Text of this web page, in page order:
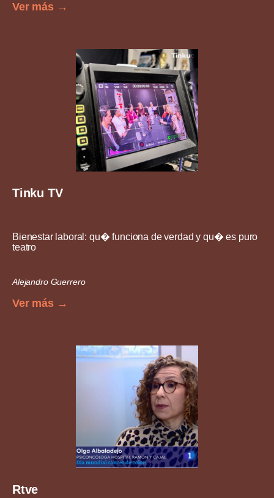
Ver más →
Tinku TV
Bienestar laboral: qu� funciona de verdad y qu� es puro
teatro
Alejandro Guerrero
Ver más →
Rtve